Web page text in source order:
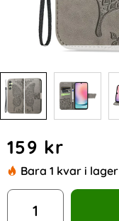
pris
159 kr
Bara 1 kvar i lager
antal